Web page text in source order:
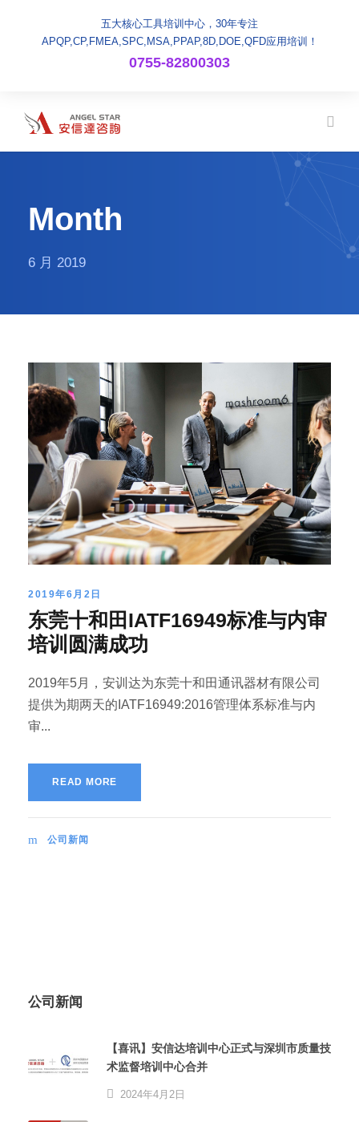
五大核心工具培训中心，30年专注
APQP,CP,FMEA,SPC,MSA,PPAP,8D,DOE,QFD应用培训！
0755-82800303
Month
6 月 2019
2019年6月2日
东莞十和田IATF16949标准与内审
培训圆满成功
2019年5月，安训达为东莞十和田通讯器材有限公司
提供为期两天的IATF16949:2016管理体系标准与内
审...
READ MORE
公司新闻
公司新闻
【喜讯】安信达培训中心正式与深圳市质量技
术监督培训中心合并
2024年4月2日